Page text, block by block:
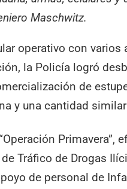
Maschwitz.
operativo con
la Policía logró
de
y una cantidad
Primavera”,
Tráfico de Drogas
de personal de